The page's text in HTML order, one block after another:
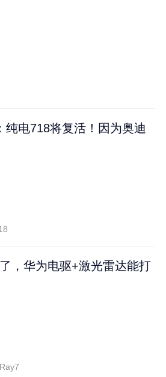
纯电718将复活！因为奥迪
，华为电驱+激光雷达能打